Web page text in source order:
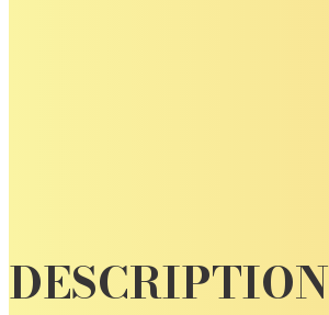
DESCRIPTION